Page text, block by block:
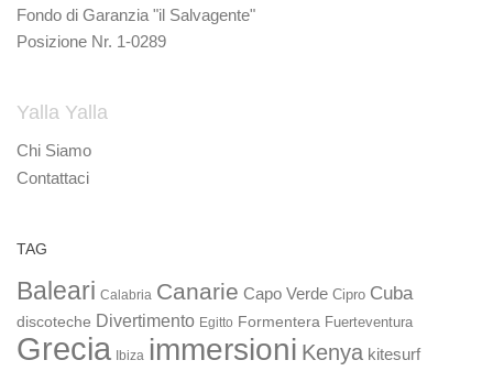
Fondo di Garanzia "il Salvagente"
Posizione Nr. 1-0289
Yalla Yalla
Chi Siamo
Contattaci
TAG
Baleari Calabria Canarie Capo Verde Cipro Cuba
discoteche Divertimento Egitto Formentera Fuerteventura
Grecia Ibiza immersioni Kenya kitesurf